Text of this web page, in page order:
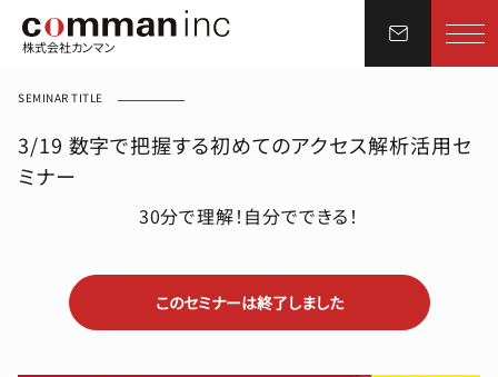
株式会社カンマン
SEMINAR TITLE
3/19 数字で把握する初めてのアクセス解析活用セ
ミナー
30分で理解！自分でできる！
このセミナーは終了しました